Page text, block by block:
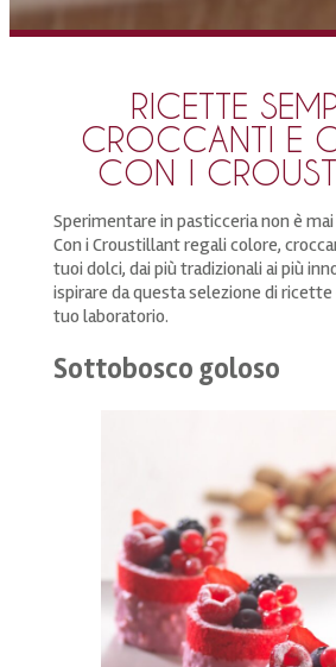
RICETTE
CROCCANTI E
CON I
Sperimentare in pasticceria non è
Con i Croustillant regali colore,
tuoi dolci, dai più tradizionali ai più
ispirare da questa selezione di ricette
tuo laboratorio.
Sottobosco goloso